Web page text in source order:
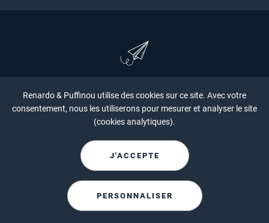
Abonnez-vous à notre newsletter !
Pour être informé des aventures de Renardo & Puffinou,
Renardo & Puffinou utilise des cookies sur ce site. Avec votre
consentement, nous les utiliserons pour mesurer et analyser le site
(cookies analytiques).
J'ACCEPTE
PERSONNALISER